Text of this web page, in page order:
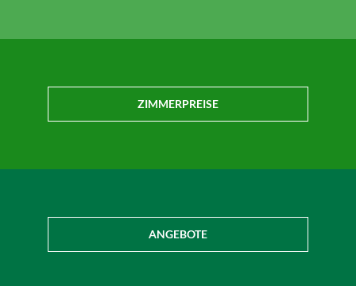
ZIMMERPREISE
ANGEBOTE